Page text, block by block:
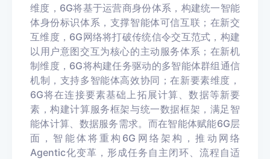
维度，6G将基于运营商身份体系，构建统一智能
体身份标识体系，支撑智能体可信互联；在新交
互维度，6G网络将打破传统信令交互范式，构建
以用户意图交互为核心的主动服务体系；在新机
制维度，6G将构建任务驱动的多智能体群组通信
机制，支持多智能体高效协同；在新要素维度，
6G将在连接要素基础上拓展计算、数据等新要
素，构建计算服务框架与统一数据框架，满足智
能体计算、数据服务需求。而在智能体赋能6G层
面，智能体将重构6G网络架构，推动网络
Agentic化变革，形成任务自主闭环、流程自适